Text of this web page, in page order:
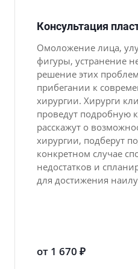
Консультация
Омоложение лица,
фигуры, устранение
решение этих
прибегании к
хирургии. Хирурги
проведут подробную
расскажут о
хирургии, подберут
конкретном случае
недостатков и
для достижения
от 1 670 ₽